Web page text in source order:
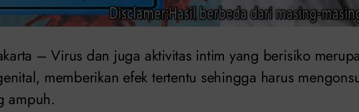
– Virus dan juga aktivitas intim yang berisiko
memberikan efek tertentu sehingga harus
ampuh.